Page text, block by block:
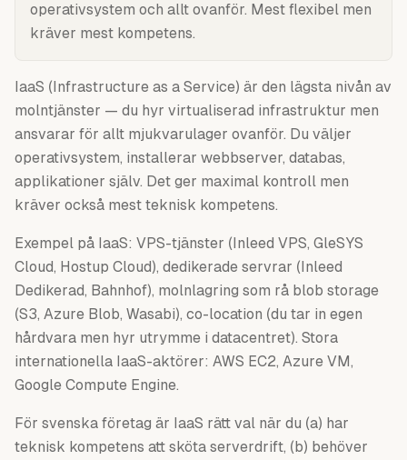
operativsystem och allt ovanför. Mest flexibel men
kräver mest kompetens.
IaaS (Infrastructure as a Service) är den lägsta nivån av
molntjänster — du hyr virtualiserad infrastruktur men
ansvarar för allt mjukvarulager ovanför. Du väljer
operativsystem, installerar webbserver, databas,
applikationer själv. Det ger maximal kontroll men
kräver också mest teknisk kompetens.
Exempel på IaaS: VPS-tjänster (Inleed VPS, GleSYS
Cloud, Hostup Cloud), dedikerade servrar (Inleed
Dedikerad, Bahnhof), molnlagring som rå blob storage
(S3, Azure Blob, Wasabi), co-location (du tar in egen
hårdvara men hyr utrymme i datacentret). Stora
internationella IaaS-aktörer: AWS EC2, Azure VM,
Google Compute Engine.
För svenska företag är IaaS rätt val när du (a) har
teknisk kompetens att sköta serverdrift, (b) behöver